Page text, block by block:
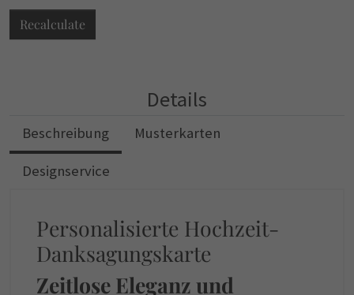
Recalculate
Details
Beschreibung Musterkarten
Designservice
Personalisierte Hochzeit-
Danksagungskarte
Zeitlose Eleganz und